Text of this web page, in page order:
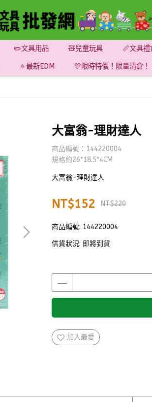
✏️文具用品 🧸兒童玩具 📏文具禮
🔅最新EDM 🎊限時特價！限量清倉！
大富翁-理財達人
商品編號：144220004
規格約26*18.5*4CM
大富翁-理財達人
NT$152 NT$220
商品編號: 144220004
供貨狀況: 即將到貨
加入最愛